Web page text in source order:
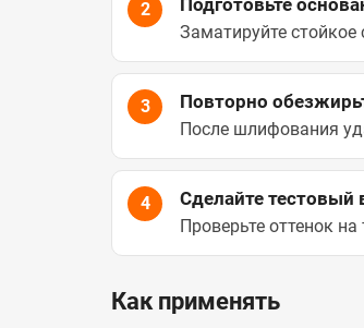
2 Подготовьте
Заматируйте
3 Повторно
После шлифования
4 Сделайте тестовый
Проверьте оттенок
Как применять